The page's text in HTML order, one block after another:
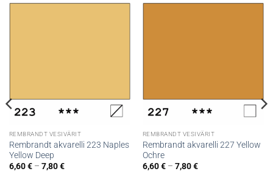
REMBRANDT VESIVÄRIT
Rembrandt akvarelli 223 Naples
Yellow Deep
6,60€ – 7,80€Hintaluokka:
REMBRANDT VESIVÄRIT
Rembrandt akvarelli 227 Yellow
Ochre
6,60€ – 7,80€Hintaluokka: